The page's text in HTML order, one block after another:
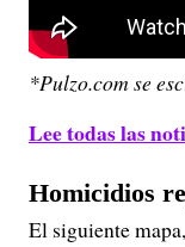
*Pulzo.com se
Lee todas las
Homicidios
El siguiente